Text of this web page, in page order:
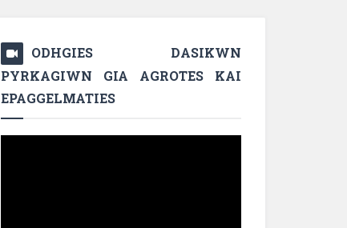
ODHGIES DASIKWN
PYRKAGIWN GIA AGROTES KAI
EPAGGELMATIES